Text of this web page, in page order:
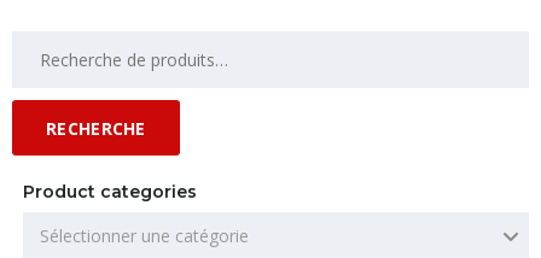
RECHERCHE
Product categories
Sélectionner une catégorie